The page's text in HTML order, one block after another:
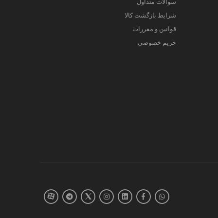
شرایط بازگشت کالا
قوانین و مقررات
حریم خصوصی